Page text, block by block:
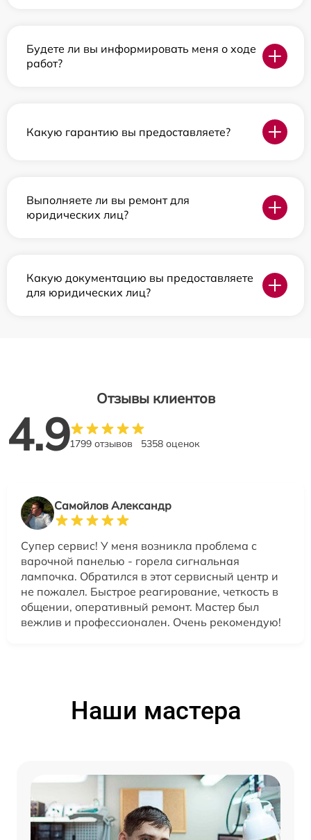
Будете ли вы информировать меня о ходе
работ?
Какую гарантию вы предоставляете?
Выполняете ли вы ремонт для
юридических лиц?
Какую документацию вы предоставляете
для юридических лиц?
Отзывы клиентов
4.91799 отзывов 5358 оценок
Самойлов Александр
Супер сервис! У меня возникла проблема с
варочной панелью - горела сигнальная
лампочка. Обратился в этот сервисный центр и
не пожалел. Быстрое реагирование, четкость в
общении, оперативный ремонт. Мастер был
вежлив и профессионален. Очень рекомендую!
Наши мастера